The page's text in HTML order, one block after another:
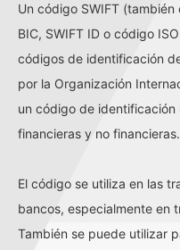
Un código SWIFT
BIC, SWIFT ID o código
códigos de identificación
por la Organización
un código de
financieras y no financieras.
El código se utiliza en las
bancos, especialmente en
También se puede utilizar